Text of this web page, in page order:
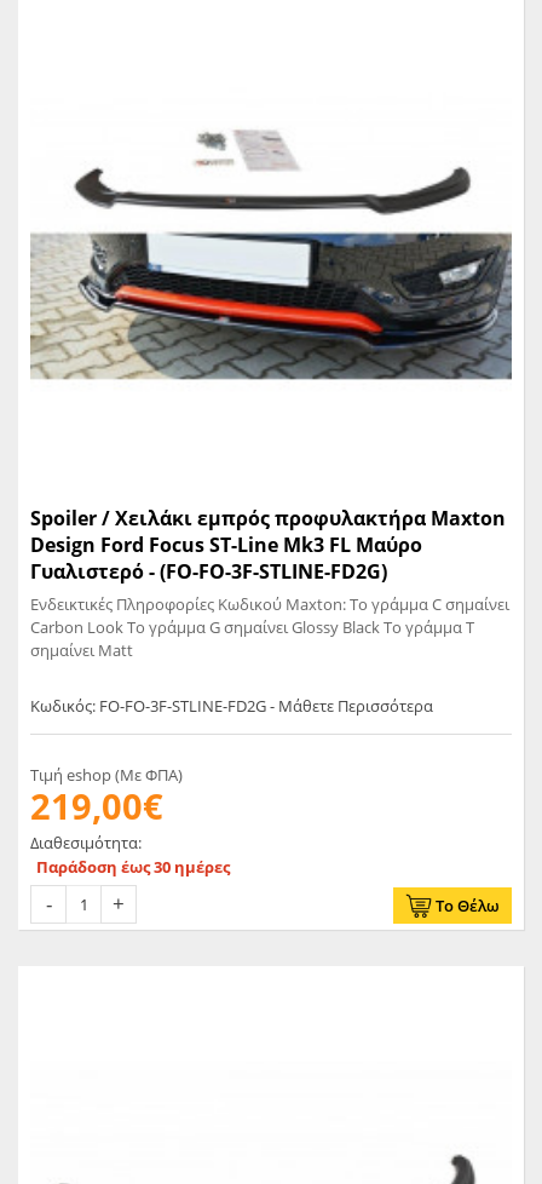
Spoiler / Χειλάκι εμπρός προφυλακτήρα Maxton
Design Ford Focus ST-Line Mk3 FL Μαύρο
Γυαλιστερό - (FO-FO-3F-STLINE-FD2G)
Ενδεικτικές Πληροφορίες Κωδικού Maxton: Το γράμμα C σημαίνει
Carbon Look Το γράμμα G σημαίνει Glossy Black Το γράμμα T
σημαίνει Matt
Κωδικός: FO-FO-3F-STLINE-FD2G - Μάθετε Περισσότερα
Τιμή eshop (Με ΦΠΑ)
219,00€
Διαθεσιμότητα:
Παράδοση έως 30 ημέρες
Το Θέλω